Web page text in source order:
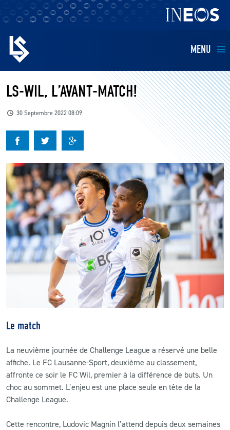
MENU
EQUIPES
BILLETTERIE
FANS
KIDS
BUSINESS
RESTAURATION
CLUB
LS E-SHOP
L’APP DU LS
LS ACADEMY CAMPS
LS-WIL, L’AVANT-MATCH!
30 Septembre 2022 08:09
Le match
La neuvième journée de Challenge League a réservé une belle
affiche. Le FC Lausanne-Sport, deuxième au classement,
affronte ce soir le FC Wil, premier à la différence de buts. Un
choc au sommet. L’enjeu est une place seule en tête de la
Challenge League.
Cette rencontre, Ludovic Magnin l’attend depuis deux semaines